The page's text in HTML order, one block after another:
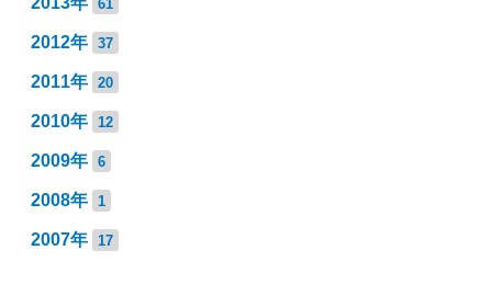
61
2012年 37
2011年 20
2010年 12
2009年 6
2008年 1
2007年 17